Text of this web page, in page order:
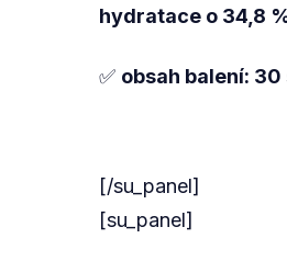
hydratace o 34,8
✅ obsah balení:
[/su_panel]
[su_panel]